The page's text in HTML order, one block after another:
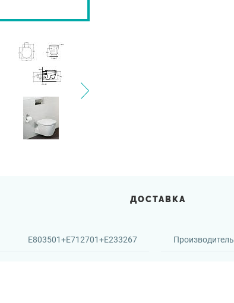
ДОСТАВКА
E803501+E712701+E233267 Производитель